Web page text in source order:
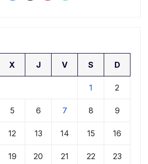
X J V S D
1 2
5 6 7 8 9
12 13 14 15 16
19 20 21 22 23